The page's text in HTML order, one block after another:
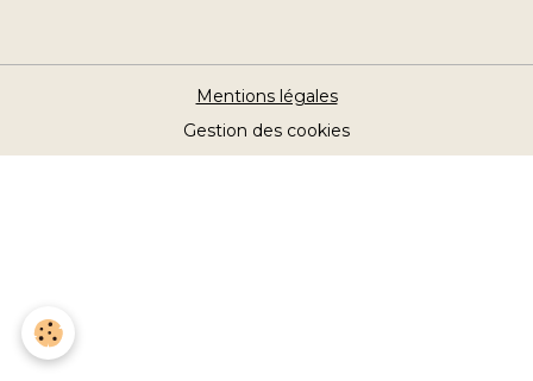
Mentions légales
Gestion des cookies